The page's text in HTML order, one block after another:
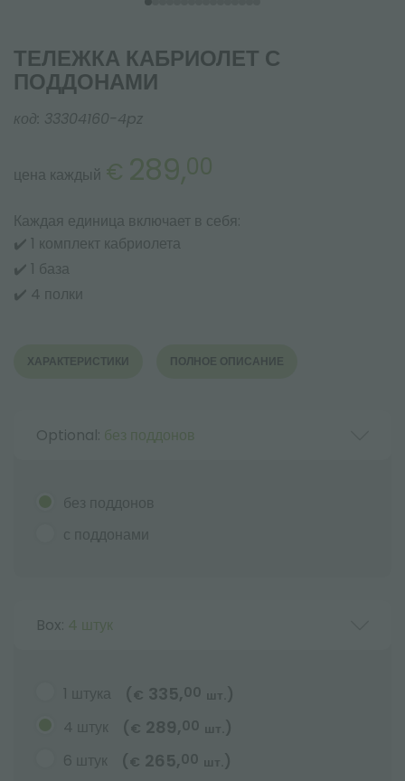
ТЕЛЕЖКА КАБРИОЛЕТ С
ПОДДОНАМИ
код: 33304160-4pz
цена каждый € 289,00
Каждая единица включает в себя:
✔️ 1 комплект кабриолета
✔️ 1 база
✔️ 4 полки
ХАРАКТЕРИСТИКИ ПОЛНОЕ ОПИСАНИЕ
Optional: без поддонов
без поддонов
с поддонами
Box: 4 штук
1 штука ( € 335,00 шт. )
4 штук
( € 289,00 шт. )
6 штук
( € 265,00 шт. )